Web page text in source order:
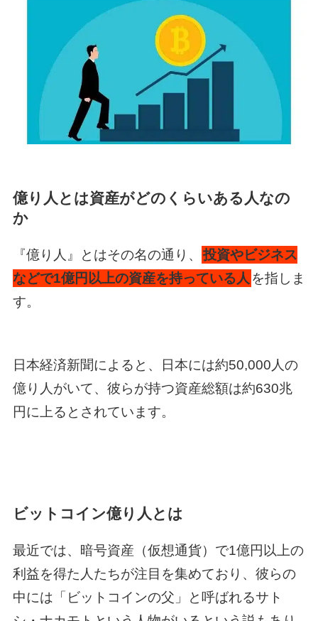
億り人とは資産がどのくらいある人なの
か
『億り人』とはその名の通り、 投資やビジネス
などで1億円以上の資産を持っている人 を指しま
す。
日本経済新聞によると、日本には約50,000人の
億り人がいて、彼らが持つ資産総額は約630兆
円に上るとされています。
ビットコイン億り人とは
最近では、暗号資産（仮想通貨）で1億円以上の
利益を得た人たちが注目を集めており、彼らの
中には「ビットコインの父」と呼ばれるサト